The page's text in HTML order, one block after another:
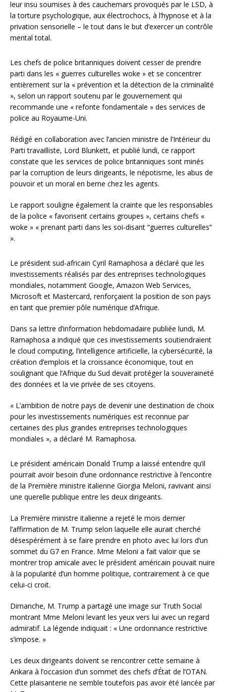
leur insu soumises à des cauchemars provoqués par le LSD, à
la torture psychologique, aux électrochocs, à l’hypnose et à la
privation sensorielle – le tout dans le but d’exercer un contrôle
mental total.
Les chefs de police britanniques doivent cesser de prendre
parti dans les « guerres culturelles woke » et se concentrer
entièrement sur la « prévention et la détection de la criminalité
», selon un rapport soutenu par le gouvernement qui
recommande une « refonte fondamentale » des services de
police au Royaume-Uni.
Rédigé en collaboration avec l’ancien ministre de l’Intérieur du
Parti travailliste, Lord Blunkett, et publié lundi, ce rapport
constate que les services de police britanniques sont minés
par la corruption de leurs dirigeants, le népotisme, les abus de
pouvoir et un moral en berne chez les agents.
Le rapport souligne également la crainte que les responsables
de la police « favorisent certains groupes », certains chefs «
woke » « prenant parti dans les soi-disant “guerres culturelles”
».
Le président sud-africain Cyril Ramaphosa a déclaré que les
investissements réalisés par des entreprises technologiques
mondiales, notamment Google, Amazon Web Services,
Microsoft et Mastercard, renforçaient la position de son pays
en tant que premier pôle numérique d’Afrique.
Dans sa lettre d’information hebdomadaire publiée lundi, M.
Ramaphosa a indiqué que ces investissements soutiendraient
le cloud computing, l’intelligence artificielle, la cybersécurité, la
création d’emplois et la croissance économique, tout en
soulignant que l’Afrique du Sud devait protéger la souveraineté
des données et la vie privée de ses citoyens.
« L’ambition de notre pays de devenir une destination de choix
pour les investissements numériques est reconnue par
certaines des plus grandes entreprises technologiques
mondiales », a déclaré M. Ramaphosa.
Le président américain Donald Trump a laissé entendre qu’il
pourrait avoir besoin d’une ordonnance restrictive à l’encontre
de la Première ministre italienne Giorgia Meloni, ravivant ainsi
une querelle publique entre les deux dirigeants.
La Première ministre italienne a rejeté le mois dernier
l’affirmation de M. Trump selon laquelle elle aurait cherché
désespérément à se faire prendre en photo avec lui lors d’un
sommet du G7 en France. Mme Meloni a fait valoir que se
montrer trop amicale avec le président américain pouvait nuire
à la popularité d’un homme politique, contrairement à ce que
celui-ci croit.
Dimanche, M. Trump a partagé une image sur Truth Social
montrant Mme Meloni levant les yeux vers lui avec un regard
admiratif. La légende indiquait : « Une ordonnance restrictive
s’impose. »
Les deux dirigeants doivent se rencontrer cette semaine à
Ankara à l’occasion d’un sommet des chefs d’État de l’OTAN.
Cette plaisanterie ne semble toutefois pas avoir été lancée par